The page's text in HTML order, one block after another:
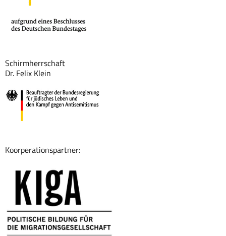
Schirmherrschaft
Dr. Felix Klein
Koorperationspartner: